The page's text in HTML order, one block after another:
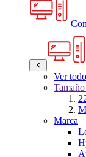
Ver
Marca